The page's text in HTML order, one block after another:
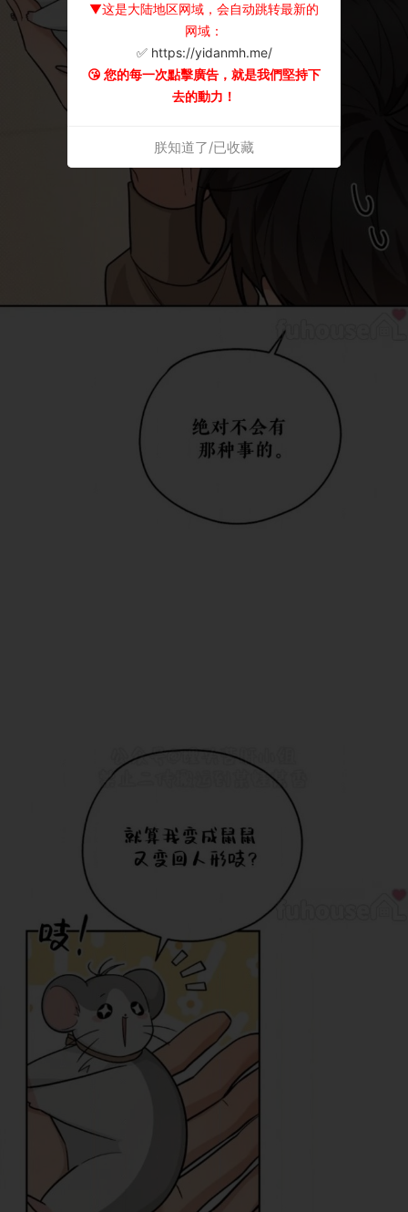
▼这是大陆地区网域，会自动跳转最新的
网域：
✅ https://yidanmh.me/
😘 您的每一次點擊廣告，就是我們堅持下
去的動力！
朕知道了/已收藏